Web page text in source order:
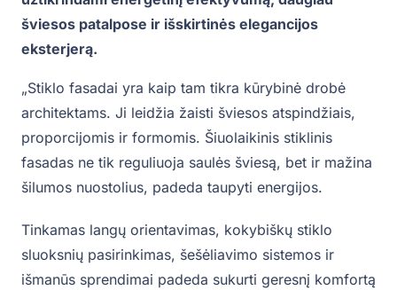
šviesos patalpose ir išskirtinės elegancijos
eksterjerą.
„Stiklo fasadai yra kaip tam tikra kūrybinė drobė
architektams. Ji leidžia žaisti šviesos atspindžiais,
proporcijomis ir formomis. Šiuolaikinis stiklinis
fasadas ne tik reguliuoja saulės šviesą, bet ir mažina
šilumos nuostolius, padeda taupyti energijos.
Tinkamas langų orientavimas, kokybiškų stiklo
sluoksnių pasirinkimas, šešėliavimo sistemos ir
išmanūs sprendimai padeda sukurti geresnį komfortą